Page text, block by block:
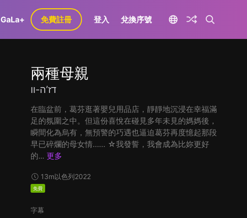
GaLa+ 免費註冊 登入 兌換序號
兩種母親
דז’ה-וו
在臨盆前，葛芬逛著嬰兒用品店，靜靜地沉浸在幸福滿
足的氛圍之中。但這份喜悅在碰見多年未見的媽媽後，
瞬間化為烏有，無預警的巧遇也逼迫葛芬再度憶起那段
早已碎爛的母女情…… ☆我發誓，我會成為比妳更好
的... 更多
13m以色列2022
免費
字幕